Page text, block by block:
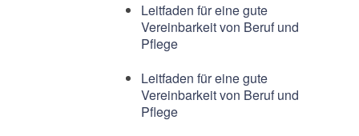
Leitfaden für eine gute
Vereinbarkeit von Beruf und
Pflege
Leitfaden für eine gute
Vereinbarkeit von Beruf und
Pflege